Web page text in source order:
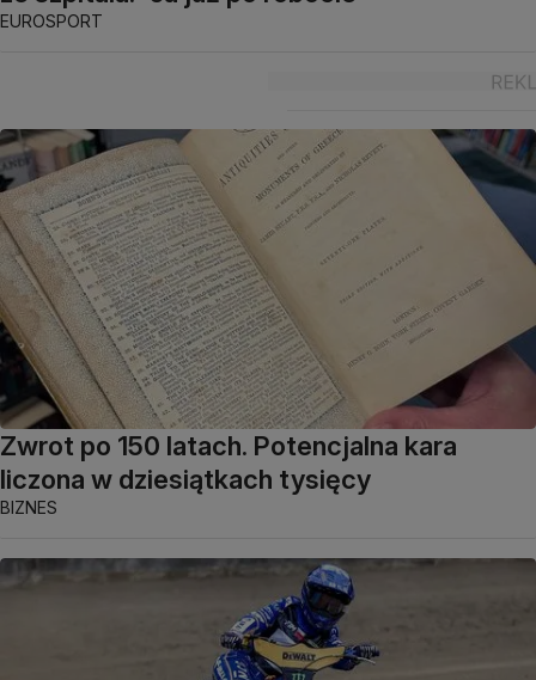
EUROSPORT
Zwrot po 150 latach. Potencjalna kara
liczona w dziesiątkach tysięcy
BIZNES